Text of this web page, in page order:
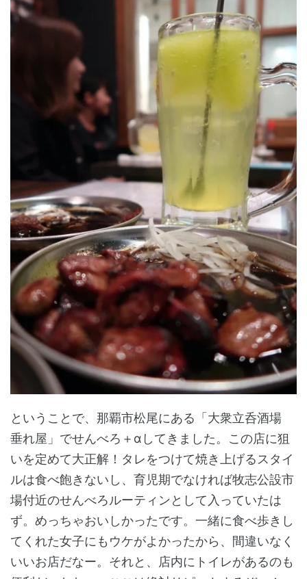
ということで、那覇市松尾にある「大衆立呑酒場
垂れ屋」でせんべろ＋αしてきました。この店に狙
いを定めて大正解！タレをつけて焼き上げるスタイ
ルは食べ飽きないし、育児期でなければ牧志公設市
場付近のせんべろルーティンとして入っていたは
ず。めっちゃおいしかったです。一緒に食べ歩きし
てくれた女子にもウケがよかったから、間違いなく
いいお店だなー。それと、店内にトイレがあるのも